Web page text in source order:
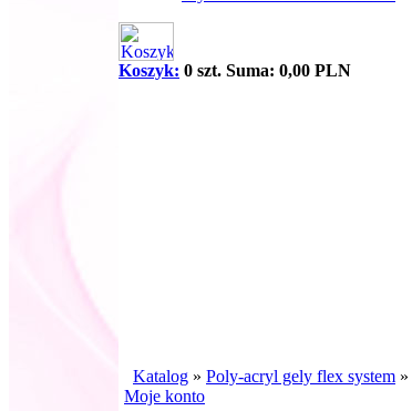
Koszyk: 0 szt. Suma: 0,00 PLN
Katalog » Poly-acryl gely flex system »
Moje konto